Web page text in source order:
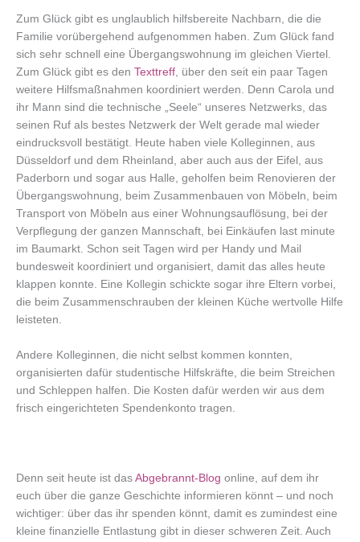
Zum Glück gibt es unglaublich hilfsbereite Nachbarn, die die
Familie vorübergehend aufgenommen haben. Zum Glück fand
sich sehr schnell eine Übergangswohnung im gleichen Viertel.
Zum Glück gibt es den Texttreff , über den seit ein paar Tagen
weitere Hilfsmaßnahmen koordiniert werden. Denn Carola und
ihr Mann sind die technische „Seele“ unseres Netzwerks, das
seinen Ruf als bestes Netzwerk der Welt gerade mal wieder
eindrucksvoll bestätigt. Heute haben viele Kolleginnen, aus
Düsseldorf und dem Rheinland, aber auch aus der Eifel, aus
Paderborn und sogar aus Halle, geholfen beim Renovieren der
Übergangswohnung, beim Zusammenbauen von Möbeln, beim
Transport von Möbeln aus einer Wohnungsauflösung, bei der
Verpflegung der ganzen Mannschaft, bei Einkäufen last minute
im Baumarkt. Schon seit Tagen wird per Handy und Mail
bundesweit koordiniert und organisiert, damit das alles heute
klappen konnte. Eine Kollegin schickte sogar ihre Eltern vorbei,
die beim Zusammenschrauben der kleinen Küche wertvolle Hilfe
leisteten.
Andere Kolleginnen, die nicht selbst kommen konnten,
organisierten dafür studentische Hilfskräfte, die beim Streichen
und Schleppen halfen. Die Kosten dafür werden wir aus dem
frisch eingerichteten Spendenkonto tragen.
Denn seit heute ist das Abgebrannt-Blog online, auf dem ihr
euch über die ganze Geschichte informieren könnt – und noch
wichtiger: über das ihr spenden könnt, damit es zumindest eine
kleine finanzielle Entlastung gibt in dieser schweren Zeit. Auch